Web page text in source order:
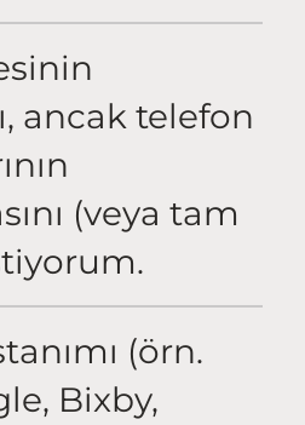
ancak telefon
(veya tam
(örn.
Bixby,